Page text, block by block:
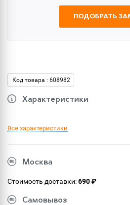
ПОДОБРАТЬ
Код товара : 608982
Характеристики
Все характеристики
Москва
Стоимость доставки:690 ₽
Самовывоз